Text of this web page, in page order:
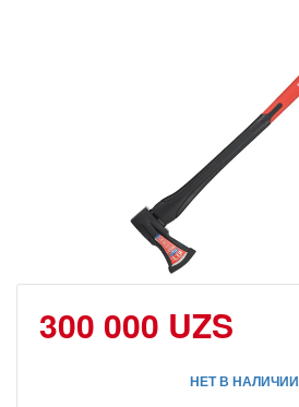
300 000 UZS
НЕТ В НАЛИЧИИ